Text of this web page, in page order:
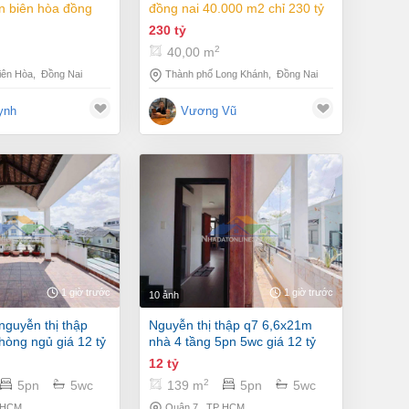
biên hòa đồng
giá 20 tỷ
Hòa Đồng Nai
đồng nai 40.000 m2 chỉ 230 tỷ
230 tỷ
40,00 m2
Thành phố Long Khánh Đồng Nai
Vương Vũ
1 giờ trước
ngủ giá 12 tỷ
5pn 5wc
10 ảnh 1 giờ trước
nguyễn thị thập q7 6,6x21m
nhà 4 tầng 5pn 5wc giá 12 tỷ
12 tỷ
139 m2 5pn 5wc